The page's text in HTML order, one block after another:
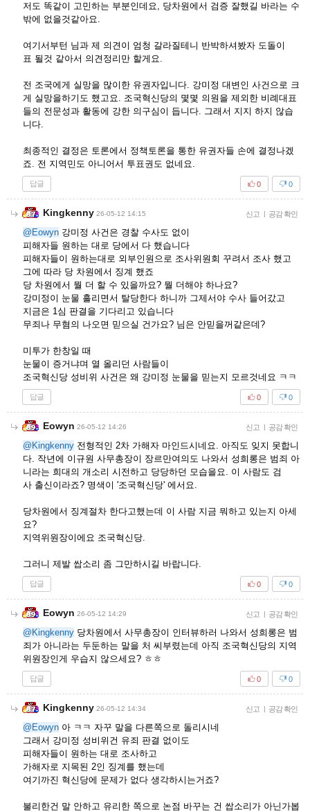
저도 똑같이 고민하는 부분인데요, 당차원에서 검증 잘했길 바라는 수
밖에 없을것같아요.
여기서부턴 님과 제 의견이 엄청 갈라질테니 반박하셔봤자 도돌이
표 될것 같아서 의견정리만 할게요.
전 조국에게 실망을 많이한 유권자입니다. 강미정 대변인 사건으로 크
게 실망을하기도 했고요. 조국혁신당의 몇몇 의원을 제외한 비례대표
들의 전문성과 활동에 강한 의구심이 듭니다. 그래서 지지 하지 않습
니다.
최종적인 결정은 토론에서 정책토론을 통한 유권자들 손에 결정나겠
죠. 전 지역민도 아니어서 투표권도 없네요.
답글 0
0
Kingkenny 26-05-12 14:15 신고 | 공감 확인
@Eowyn 강미정 사건은 경찰 수사도 없이
피해자들 원하는 대로 당에서 다 했습니다
피해자들이 원하는대로 외부인원으로 조사위원회 꾸려서 조사 했고
그에 따라 당 차원에서 징계 했죠
당 차원에서 뭘 더 할 수 있을까요? 뭘 더해야 하나요?
강미정이 눈물 흘리면서 탈당한다 하니까 그제서야 수사 들어갔고
지금은 1심 판결을 기다리고 있습니다
무죄나 무혐의 나오면 믿으실 건가요? 님은 안믿을꺼같은데?
미투가 한창일 때
눈물이 증거냐며 열 올리던 사람들이
조국혁신당 성비위 사건은 왜 강미정 눈물을 믿는지 모르것네요 ㅋㅋ
답글 0
0
Eowyn 26-05-12 14:26 신고 | 공감 확인
@Kingkenny 전형적인 2차 가해자 마인드시네요. 아직도 잊지 못합니
다. 작년에 이규원 사무총장이 장르만여의도 나와서 성희롱은 범죄 아
니라는 희대의 개소리 시전하고 당당하던 모습을요. 이 사람도 검
사 출신이라죠? 명색이 '조국혁신당' 에서요.
당차원에서 징계절차 한다고했는데 이 사람 지금 뭐하고 있는지 아세
요?
지역위원장이에요 조국혁신당.
그러니 제발 쌉소리 좀 그만하시길 바랍니다.
답글 0
0
Eowyn 26-05-12 14:29 신고 | 공감 확인
@Kingkenny 당차원에서 사무총장이 인터뷰하러 나와서 성희롱은 범
죄가 아니라는 두둔하는 말을 처 씨부렸는데 아직 조국혁신당의 지역
위원장인게 우습지 않으세요? ㅎㅎ
답글 0
0
Kingkenny 26-05-12 14:34 신고 | 공감 확인
@Eowyn 아 ㅋㅋ 자꾸 말을 다른쪽으로 돌리시네
그래서 강미정 성비위건 유죄 판결 없이도
피해자들이 원하는 대로 조사하고
가해자로 지목된 2인 징계를 했는데
여기까진 혁신당에 문제가 없다 생각하시는거죠?
불리한건 말 안하고 유리한 쪽으로 논점 바꾸는 건 쌉소리가 아닌가봅